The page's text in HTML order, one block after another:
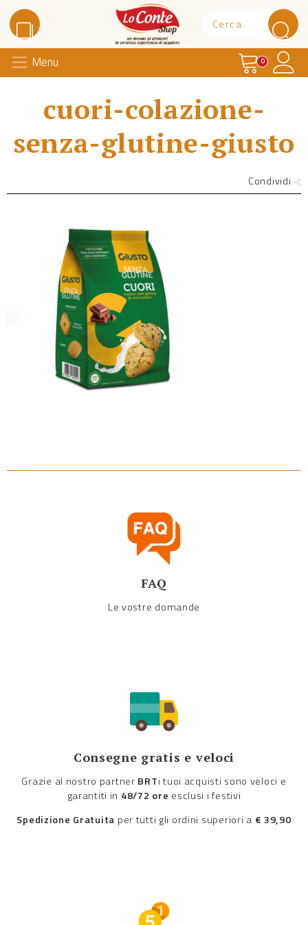
Lo Conte Shop
Menu Carrello
0
cuori-colazione-
senza-glutine-giusto
Condividi
FAQ
Le vostre domande
Consegne gratis e veloci
Grazie al nostro partner BRTi tuoi acquisti sono veloci e
garantiti in 48/72 ore esclusi i festivi
Spedizione Gratuita per tutti gli ordini superiori a € 39,90